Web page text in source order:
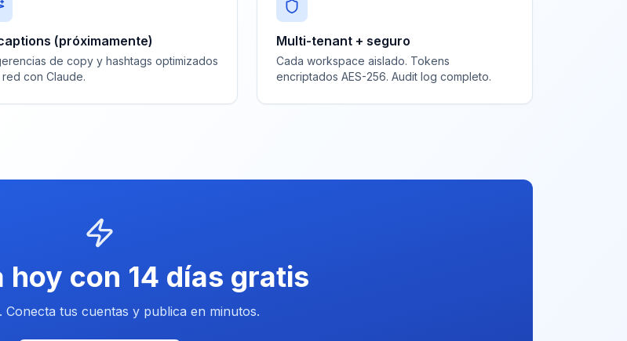
(próximamente)
de copy y hashtags optimizados
con Claude.
Multi-tenant + seguro
Cada workspace aislado. Tokens
encriptados AES-256. Audit log completo.
hoy con 14 días gratis
Conecta tus cuentas y publica en minutos.